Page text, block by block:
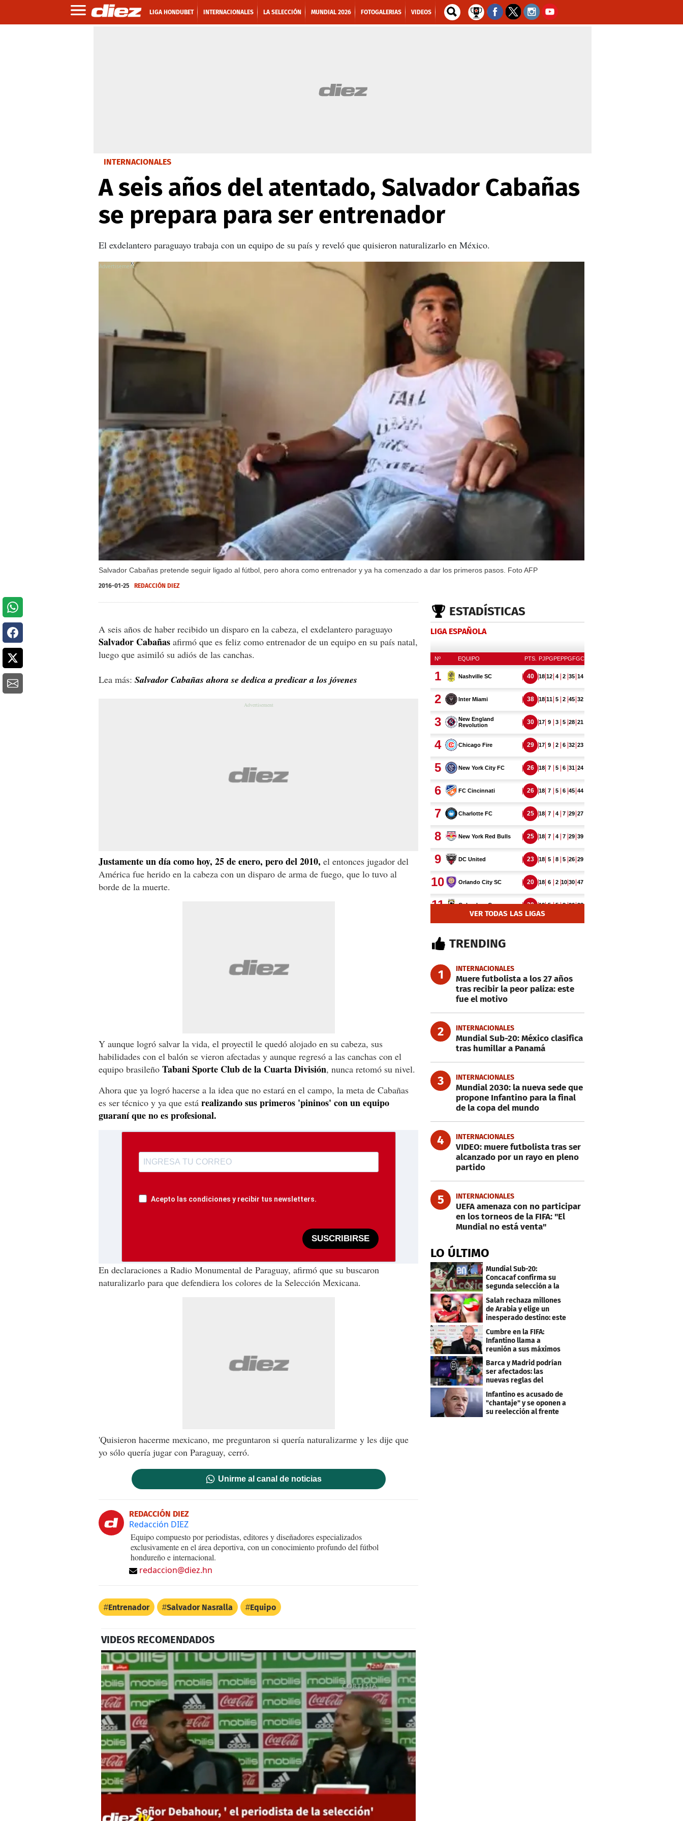
LIGA HONDUBET INTERNACIONALES LA SELECCIÓN MUNDIAL 2026 FOTOGALERIAS VIDEOS
INTERNACIONALES
A seis años del atentado, Salvador Cabañas
se prepara para ser entrenador
El exdelantero paraguayo trabaja con un equipo de su país y reveló que quisieron naturalizarlo en México.
Salvador Cabañas pretende seguir ligado al fútbol, pero ahora como entrenador y ya ha comenzado a dar los primeros pasos. Foto AFP
X
2016-01-25 REDACCIÓN DIEZ
A seis años de haber recibido un disparo en la cabeza, el exdelantero paraguayo
Salvador Cabañas afirmó que es feliz como entrenador de un equipo en su país natal,
luego que asimiló su adiós de las canchas.
Lea más: Salvador Cabañas ahora se dedica a predicar a los jóvenes
Justamente un día como hoy, 25 de enero, pero del 2010, el entonces jugador del
América fue herido en la cabeza con un disparo de arma de fuego, que lo tuvo al
borde de la muerte.
Y aunque logró salvar la vida, el proyectil le quedó alojado en su cabeza, sus
habilidades con el balón se vieron afectadas y aunque regresó a las canchas con el
equipo brasileño Tabani Sporte Club de la Cuarta División, nunca retomó su nivel.
Ahora que ya logró hacerse a la idea que no estará en el campo, la meta de Cabañas
es ser técnico y ya que está realizando sus primeros 'pininos' con un equipo
guaraní que no es profesional.
Acepto las condiciones y recibir tus newsletters.
SUSCRIBIRSE
En declaraciones a Radio Monumental de Paraguay, afirmó que su buscaron
naturalizarlo para que defendiera los colores de la Selección Mexicana.
'Quisieron hacerme mexicano, me preguntaron si quería naturalizarme y les dije que
yo sólo quería jugar con Paraguay, cerró.
Unirme al canal de noticias
REDACCIÓN DIEZ
Redacción DIEZ
Equipo compuesto por periodistas, editores y diseñadores especializados
exclusivamente en el área deportiva, con un conocimiento profundo del fútbol
hondureño e internacional.
redaccion@diez.hn
Entrenador Salvador Nasralla Equipo
VIDEOS RECOMENDADOS
ESTADÍSTICAS
LIGA ESPAÑOLA
VER TODAS LAS LIGAS
TRENDING
1 INTERNACIONALES
Muere futbolista a los 27 años
tras recibir la peor paliza: este
fue el motivo
2 INTERNACIONALES
Mundial Sub-20: México clasifica
tras humillar a Panamá
3 INTERNACIONALES
Mundial 2030: la nueva sede que
propone Infantino para la final
de la copa del mundo
4 INTERNACIONALES
VIDEO: muere futbolista tras ser
alcanzado por un rayo en pleno
partido
5 INTERNACIONALES
UEFA amenaza con no participar
en los torneos de la FIFA: "El
Mundial no está venta"
LO ÚLTIMO
Mundial Sub-20:
Concacaf confirma su
segunda selección a la
Copa del Mundo 2027
Salah rechaza millones
de Arabia y elige un
inesperado destino: este
será su club
Cumbre en la FIFA:
Infantino llama a
reunión a sus máximos
Barca y Madrid podrían
ser afectados: las
nuevas reglas del
arbitraje en LaLiga
Infantino es acusado de
"chantaje" y se oponen a
su reelección al frente